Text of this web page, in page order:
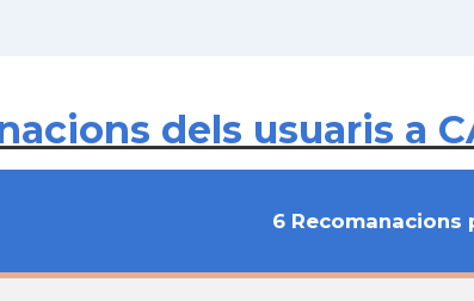
dels usuaris a
6